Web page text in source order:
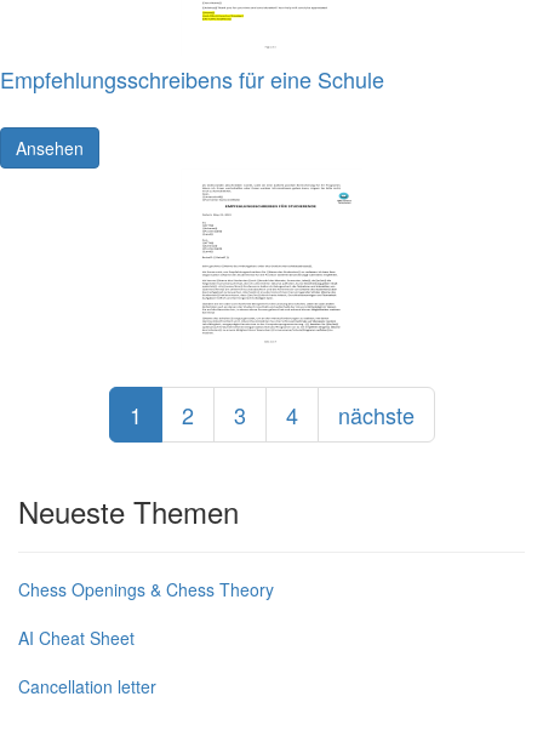
Empfehlungsschreibens für eine Schule
Ansehen
1 2 3 4 nächste
Neueste Themen
Chess Openings & Chess Theory
AI Cheat Sheet
Cancellation letter